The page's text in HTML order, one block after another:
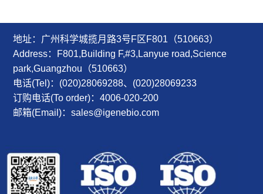
地址：广州科学城揽月路3号F区F801（510663）
Address：F801,Building F,#3,Lanyue road,Science
park,Guangzhou（510663）
电话(Tel)：(020)28069288、(020)28069233
订购电话(To order)：4006-020-200
邮箱(Email)：sales@igenebio.com